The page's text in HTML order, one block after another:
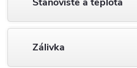
Zálivka